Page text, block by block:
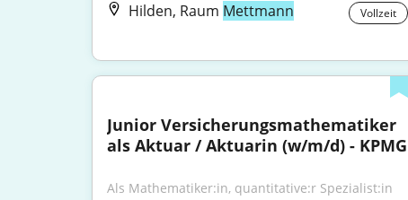
Hilden, Raum Mettmann Vollzeit
Junior Versicherungsmathematiker
als Aktuar / Aktuarin (w/m/d) - KPMG
Als Mathematiker:in, quantitative:r Spezialist:in